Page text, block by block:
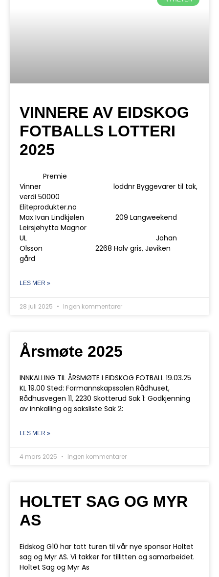
VINNERE AV EIDSKOG
FOTBALLS LOTTERI
2025
Premie
Vinner loddnr Byggevarer til tak,
verdi 50000
Eliteprodukter.no
Max Ivan Lindkjølen 209 Langweekend
Leirsjøhytta Magnor
UL Johan
Olsson 2268 Halv gris, Jøviken
gård
LES MER »
28 juli 2025 Ingen kommentarer
Årsmøte 2025
INNKALLING TIL ÅRSMØTE I EIDSKOG FOTBALL 19.03.25
KL 19.00 Sted: Formannskapssalen Rådhuset,
Rådhusvegen 11, 2230 Skotterud Sak 1: Godkjenning
av innkalling og saksliste Sak 2:
LES MER »
4 mars 2025 Ingen kommentarer
HOLTET SAG OG MYR
AS
Eidskog G10 har tatt turen til vår nye sponsor Holtet
sag og Myr AS. Vi takker for tillitten og samarbeidet.
Holtet Sag og Myr As